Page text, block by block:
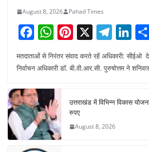
August 8, 2026 Pahad Times
F
a
c
b
o
o
k
W
h
at
A
p
p
Pi
er
X T
el
e
a
m
Li
n
k
dI
n
मतदाताओं से निरंतर संवाद करते रहें अधिकारी: सीईओ
निर्वाचन अधिकारी डॉ. बी.वी.आर.सी. पुरुषोत्तम ने
उत्तराखंड में विभिन्न विकास
रुपए
August 8, 2026